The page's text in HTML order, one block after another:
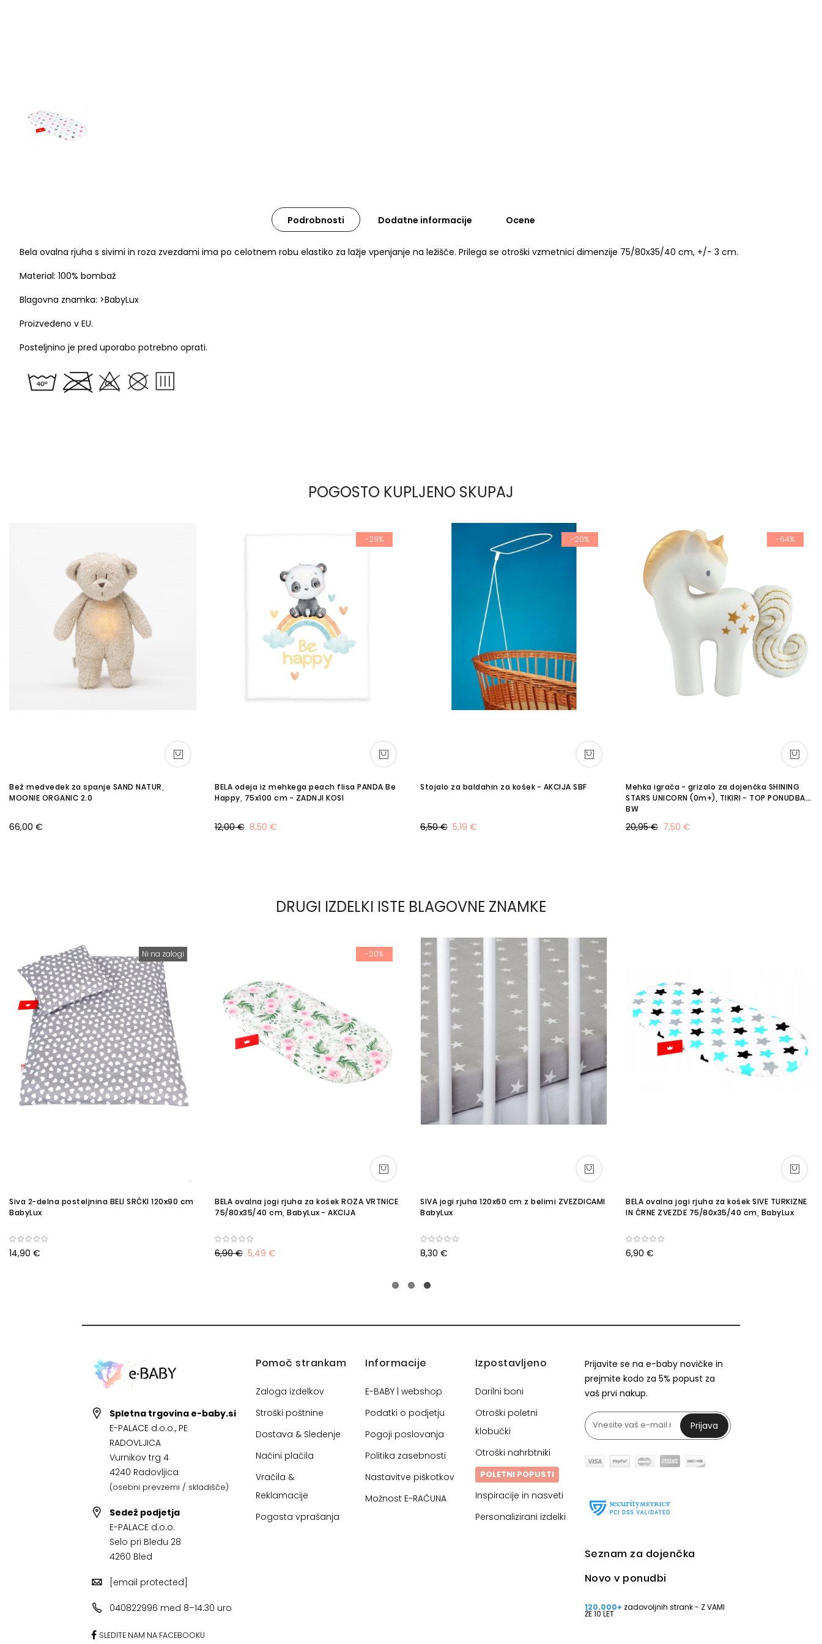
Podrobnosti
Bela ovalna rjuha s sivimi in roza zvezdami ima po celotnem robu elastiko za lažje vpenjanje na ležišče. Prilega se otroški vzmetnici dimenzije 75/80x35/40 cm, +/- 3 cm.
Material: 100% bombaž
Blagovna znamka: >BabyLux
Proizvedeno v EU.
Posteljnino je pred uporabo potrebno oprati.
Dodatne informacije Ocene
POGOSTO KUPLJENO SKUPAJ
Bež medvedek za spanje SAND NATUR,
MOONIE ORGANIC 2.0
66,00 €
-29%
BELA odeja iz mehkega peach flisa PANDA Be
Happy, 75x100 cm - ZADNJI KOSI
8,50 €
12,00 €
-20%
Stojalo za baldahin za košek - AKCIJA SBF
5,19 €
6,50 €
-64%
Mehka igrača - grizalo za dojenčka SHINING
STARS UNICORN (0m+), TIKIRI - TOP PONUDBA
BW
7,50 €
20,95 €
DRUGI IZDELKI ISTE BLAGOVNE ZNAMKE
Ni na zalogi
Siva 2-delna posteljnina BELI SRČKI 120x90 cm
BabyLux
14,90 €
-20%
BELA ovalna jogi rjuha za košek ROZA VRTNICE
75/80x35/40 cm, BabyLux - AKCIJA
5,49 €
6,90 €
SIVA jogi rjuha 120x60 cm z belimi ZVEZDICAMI
BabyLux
8,30 €
BELA ovalna jogi rjuha za košek SIVE TURKIZNE
IN ČRNE ZVEZDE 75/80x35/40 cm, BabyLux
6,90 €
Spletna trgovina e-baby.si
E-PALACE d.o.o., PE
RADOVLJICA
Vurnikov trg 4
4240 Radovljica
(osebni prevzemi / skladišče)
Sedež podjetja
E-PALACE d.o.o.
Selo pri Bledu 28
4260 Bled
[email protected]
040822996 med 8–14.30 uro
SLEDITE NAM NA FACEBOOKU
Pomoč strankam
Zaloga izdelkov
Stroški poštnine
Dostava & Sledenje
Načini plačila
Vračila &
Reklamacije
Pogosta vprašanja
Informacije
E-BABY | webshop
Podatki o podjetju
Pogoji poslovanja
Politika zasebnosti
Nastavitve piškotkov
Možnost E-RAČUNA
Izpostavljeno
Darilni boni
Otroški poletni
klobučki
Otroški nahrbtniki
POLETNI POPUSTI
Inspiracije in nasveti
Personalizirani izdelki
Prijavite se na e-baby novičke in
prejmite kodo za 5% popust za
vaš prvi nakup.
Prijava
Seznam za dojenčka
Novo v ponudbi
120.000+ zadovoljnih strank - Z VAMI
ŽE 10 LET